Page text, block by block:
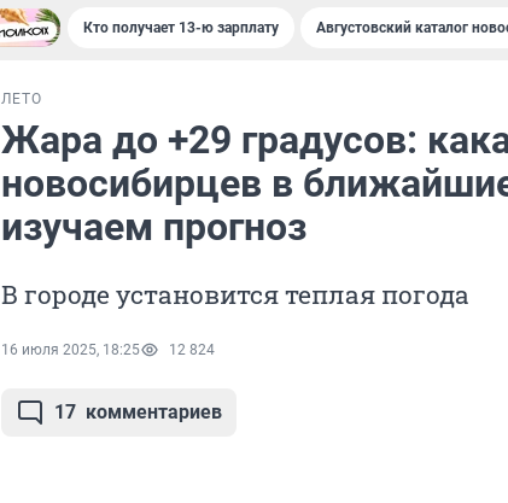
Кто получает 13-ю зарплату Августовский каталог
ЛЕТО
Жара до +29 градусов:
новосибирцев в
изучаем прогноз
В городе установится теплая погода
16 июля 2025, 18:25 12 824
17 комментариев